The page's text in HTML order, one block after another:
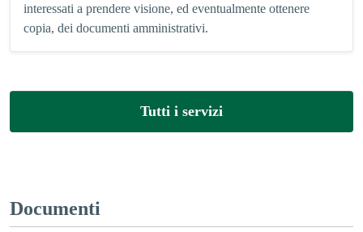
interessati a prendere visione, ed eventualmente ottenere
copia, dei documenti amministrativi.
Tutti i servizi
Documenti